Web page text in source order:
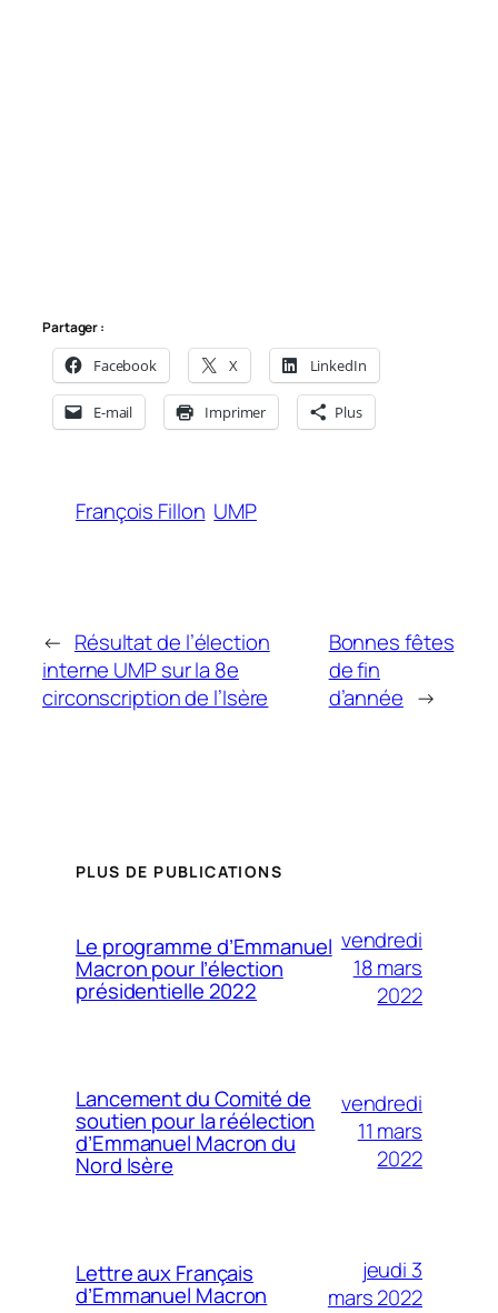
Partager :
Facebook X LinkedIn
E-mail Imprimer Plus
François Fillon UMP
← Résultat de l’élection
interne UMP sur la 8e
circonscription de l’Isère
Bonnes fêtes
de fin
d’année →
PLUS DE PUBLICATIONS
Le programme d’Emmanuel
Macron pour l’élection
présidentielle 2022
vendredi
18 mars
2022
Lancement du Comité de
soutien pour la réélection
d’Emmanuel Macron du
Nord Isère
vendredi
11 mars
2022
Lettre aux Français
d’Emmanuel Macron
jeudi 3
mars 2022